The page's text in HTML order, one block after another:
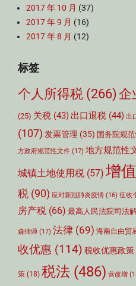
2017 年 10 月 (37)
2017 年 9 月 (16)
2017 年 8 月 (12)
标签
个人所得税 (266) 企
(25) 关税 (43) 出口退税 (44) 出
(107) 发票管理 (35) 国务院规
方政府规范性文件 (17) 地方规范性
城镇土地使用税 (57) 增
税 (90) 应对新冠肺炎疫情 (16) 征收
房产税 (66) 最高人民法院司法
森律师 (17) 法律 (69) 海南自由贸
收优惠 (114) 税收优惠政策
策 (18) 税法 (486) 营改增